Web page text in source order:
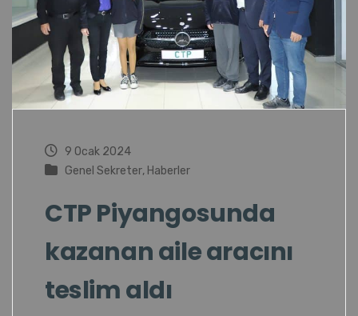
9 Ocak 2024
Genel Sekreter, Haberler
CTP Piyangosunda
kazanan aile aracını
teslim aldı